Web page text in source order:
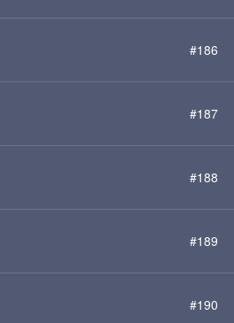
#187
#188
#189
#190
#191